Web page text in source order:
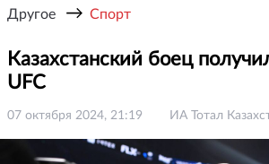
Другое → Спорт
Казахстанский боец
UFC
07 октября 2024, 21:19 ИА Тотал